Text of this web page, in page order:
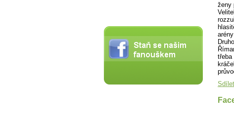
ženy
třeba
Sdílet